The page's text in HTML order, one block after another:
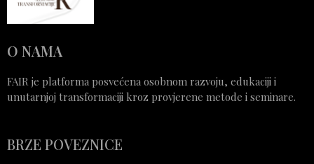
O NAMA
FAIR je platforma posvećena osobnom razvoju, edukaciji i
unutarnjoj transformaciji kroz provjerene metode i seminare.
BRZE POVEZNICE